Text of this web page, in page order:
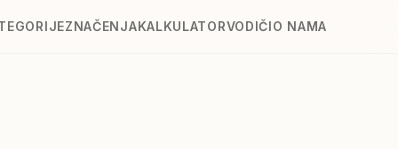
ZNAČENJAKALKULATORVODIČIO NAMA